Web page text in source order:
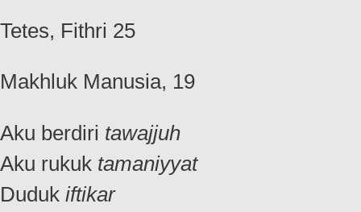
Tetes, Fithri 25
Makhluk Manusia, 19
Aku berdiri tawajjuh
Aku rukuk tamaniyyat
Duduk iftikar